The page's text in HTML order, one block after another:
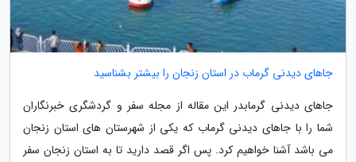
جاهای دیدنی گرماب در استان زنجان را بیشتر بشناسید
جاهای دیدنی گرمابدر این مقاله از مجله سفر و گردشگری خبرنگاران
شما را با جاهای دیدنی گرماب که یکی از شهرستان های استان زنجان
می باشد آشنا خواهیم کرد. پس اگر قصد دارید تا به استان زنجان سفر